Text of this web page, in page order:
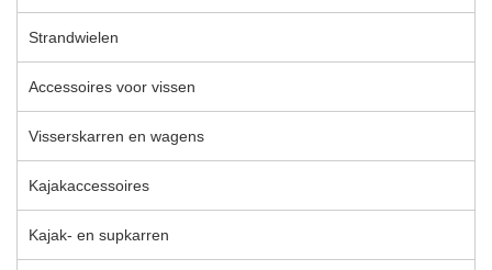
Strandwielen
Accessoires voor vissen
Visserskarren en wagens
Kajakaccessoires
Kajak- en supkarren